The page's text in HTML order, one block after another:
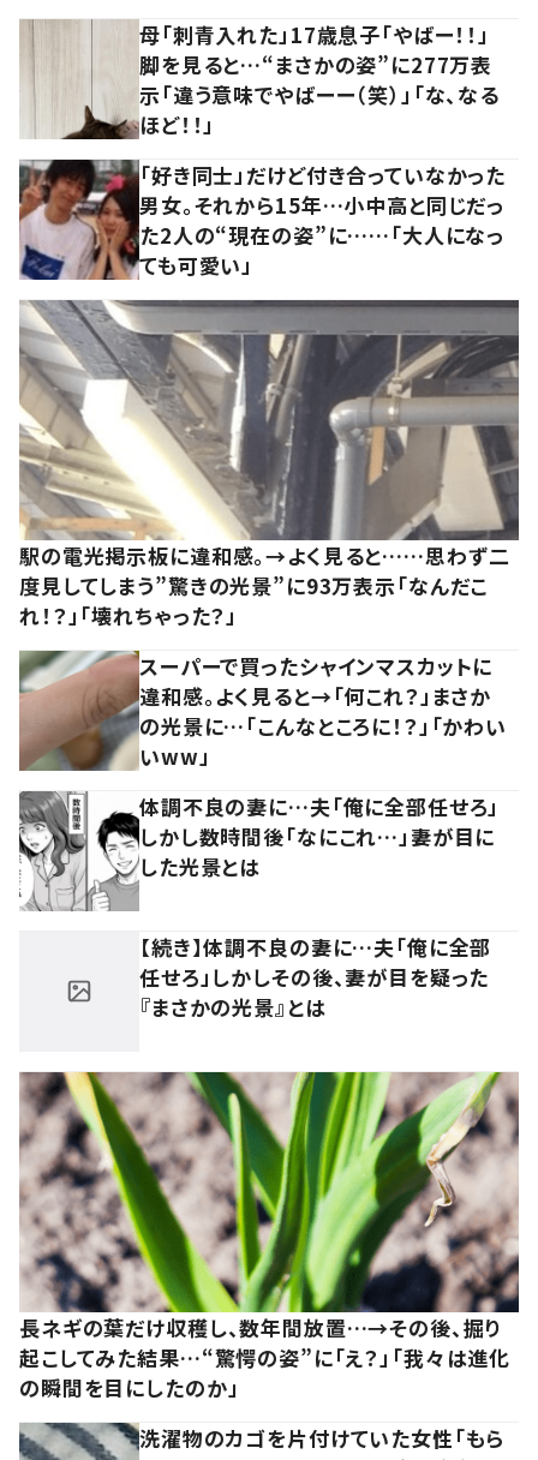
母「刺青入れた」17歳息子「やばー！！」
脚を見ると…“まさかの姿”に277万表
示「違う意味でやばーー（笑）」「な、なる
ほど！！」
「好き同士」だけど付き合っていなかった
男女。それから15年…小中高と同じだっ
た2人の“現在の姿”に……「大人になっ
ても可愛い」
駅の電光掲示板に違和感。→よく見ると……思わず二
度見してしまう”驚きの光景”に93万表示「なんだこ
れ！？」「壊れちゃった？」
スーパーで買ったシャインマスカットに
違和感。よく見ると→「何これ？」まさか
の光景に…「こんなところに！？」「かわい
いww」
体調不良の妻に…夫「俺に全部任せろ」
しかし数時間後「なにこれ…」妻が目に
した光景とは
【続き】体調不良の妻に…夫「俺に全部
任せろ」しかしその後、妻が目を疑った
『まさかの光景』とは
長ネギの葉だけ収穫し、数年間放置…→その後、掘り
起こしてみた結果…“驚愕の姿”に「え？」「我々は進化
の瞬間を目にしたのか」
洗濯物のカゴを片付けていた女性「もら